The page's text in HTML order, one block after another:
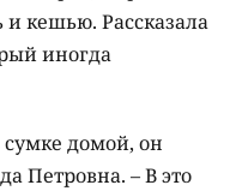
кешью. Рассказала
иногда
сумке домой, он
Петровна. – В это